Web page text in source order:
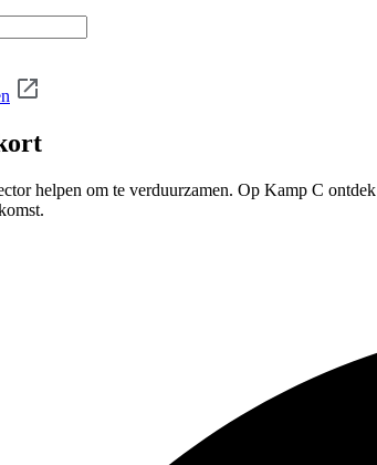
helpen om te verduurzamen. Op Kamp C